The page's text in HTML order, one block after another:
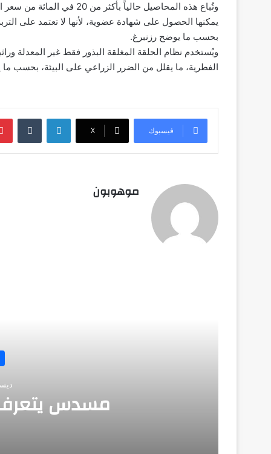
وتُباع هذه المحاصيل حالياً
يمكنها الحصول على شهادة عضوية، لأنها لا تعتمد على
بحسب ما يوضح رزنبرغ.
ويُستخدم نظام الحلقة المغلقة البذور فقط غير المعدلة
الفطرية، ما يقلل من الضرر الزراعي على البيئة، بحسب ما
فيسبوك ‫X
لينكدإن
موهوبون
مسدس يتعرف على هوية